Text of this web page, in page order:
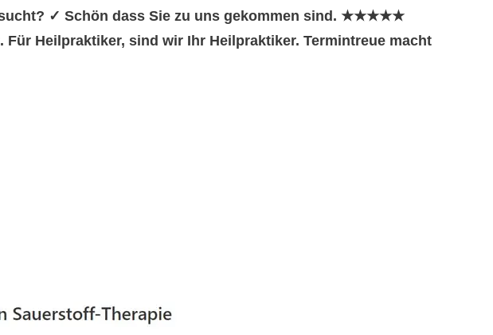
✓ Schön dass Sie zu uns gekommen sind. ★★★★★
Heilpraktiker, sind wir Ihr Heilpraktiker. Termintreue macht